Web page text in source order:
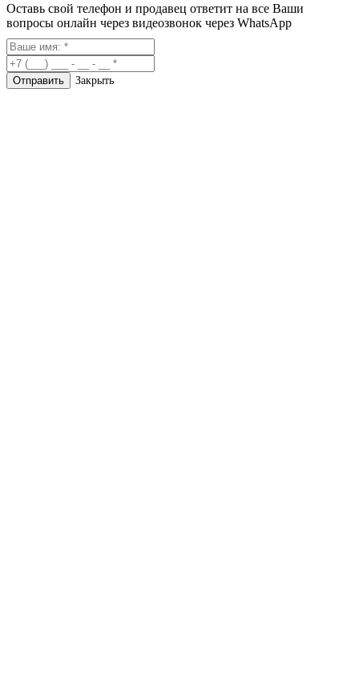
Оставь свой телефон и продавец ответит на все Ваши
вопросы онлайн через видеозвонок через WhatsApp
Закрыть